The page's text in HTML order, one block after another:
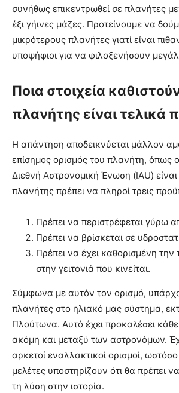
συνήθως επικεντρωθεί σε πλανήτες
έξι γήινες μάζες. Προτείνουμε να
μικρότερους πλανήτες γιατί είναι
υποψήφιοι για να φιλοξενήσουν
Ποια στοιχεία
πλανήτης είναι τελικά
Η απάντηση αποδεικνύεται μάλλον
επίσημος ορισμός του πλανήτη, όπως
Διεθνή Αστρονομική Ένωση (IAU) είναι
πλανήτης πρέπει να πληροί τρεις
Πρέπει να περιστρέφεται γύρω
Πρέπει να βρίσκεται σε
Πρέπει να έχει καθορισμένη την
στην γειτονιά που κινείται.
Σύμφωνα με αυτόν τον ορισμό,
πλανήτες στο ηλιακό μας σύστημα,
Πλούτωνα. Αυτό έχει προκαλέσει κάθε
ακόμη και μεταξύ των αστρονόμων.
αρκετοί εναλλακτικοί ορισμοί,
μελέτες υποστηρίζουν ότι θα πρέπει
τη λύση στην ιστορία.